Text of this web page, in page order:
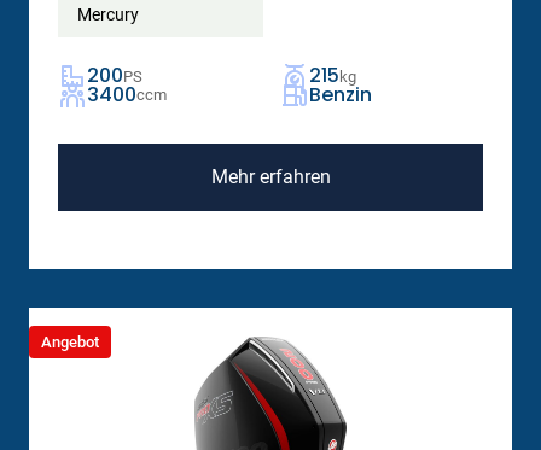
Mercury
200PS 215 kg
3400ccm Benzin
Mehr erfahren
Angebot